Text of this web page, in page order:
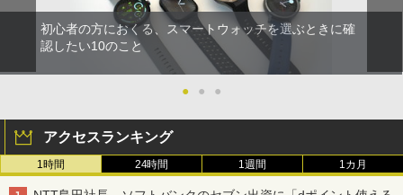
初心者の方におくる、スマートウォッチを選ぶときに確
認したい10のこと
● ● ●
アクセスランキング
1時間 24時間 1週間 1カ月